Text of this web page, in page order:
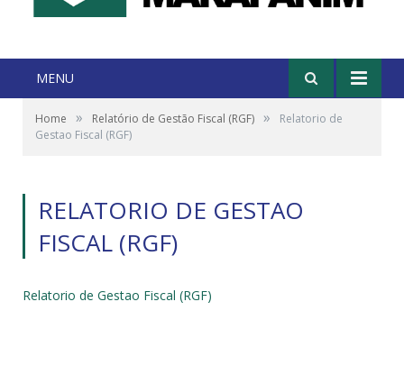
MENU
Home » Relatório de Gestão Fiscal (RGF) »
Relatorio de
Gestao Fiscal (RGF)
RELATORIO DE GESTAO
FISCAL (RGF)
Relatorio de Gestao Fiscal (RGF)